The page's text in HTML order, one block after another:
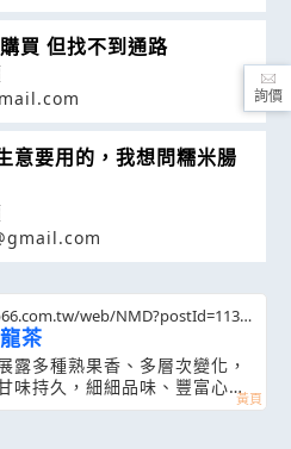
買 但找不到通路
意要用的，我想問糯米腸
web/NMD?postId=1132
茶
露多種熟果香、多層次變化，
味持久，細細品味、豐富心
包裝
詢價